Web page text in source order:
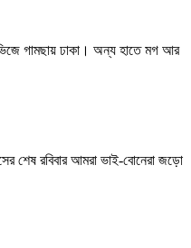
গামছায় ঢাকা। অন্য হাতে মগ আর
শেষ রবিবার আমরা ভাই-বোনেরা জড়ো